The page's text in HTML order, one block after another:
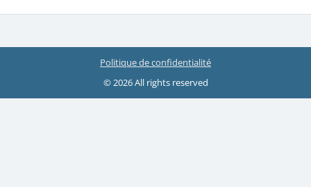
Politique de confidentialité
© 2026 All rights reserved